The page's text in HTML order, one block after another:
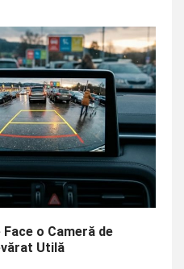
Face o Cameră de
Utilă